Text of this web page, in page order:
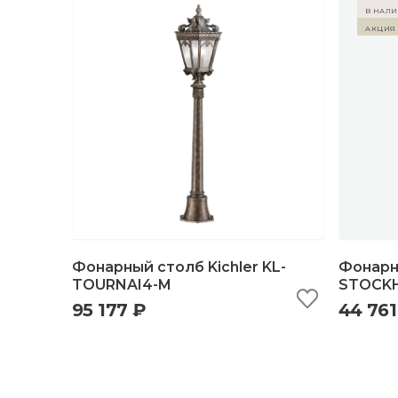
быстрый просмотр
Фонарный столб Kichler KL-
TOURNAI4-M
95 177 ₽
в
Акция
44